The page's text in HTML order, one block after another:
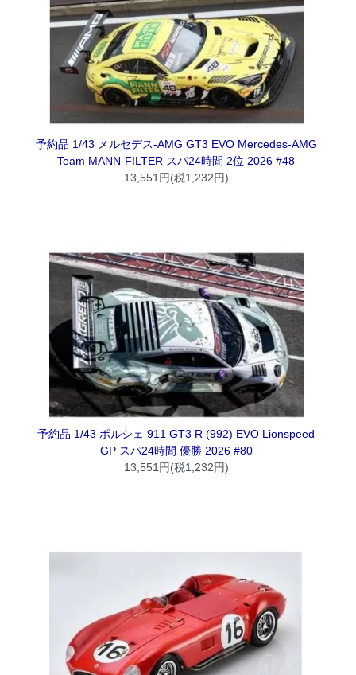
予約品 1/43 メルセデス-AMG GT3 EVO Mercedes-AMG
Team MANN-FILTER スパ24時間 2位 2026 #48
13,551円(税1,232円)
予約品 1/43 ポルシェ 911 GT3 R (992) EVO Lionspeed
GP スパ24時間 優勝 2026 #80
13,551円(税1,232円)